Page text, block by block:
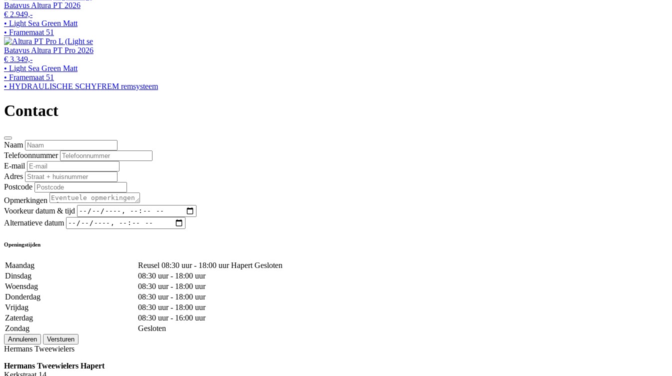
Batavus Altura PT 2026
€ 2.949,-
• Light Sea Green Matt
• Framemaat 51
Batavus Altura PT Pro 2026
€ 3.349,-
• Light Sea Green Matt
• Framemaat 51
• HYDRAULISCHE SCHYFREM remsysteem
Contact
Naam
Telefoonnummer
E-mail
Adres
Postcode
Opmerkingen
Voorkeur datum & tijd
Alternatieve datum
Openingstijden
Maandag
Reusel 08:30 uur - 18:00 uur Hapert Gesloten
Dinsdag
08:30 uur - 18:00 uur
Woensdag
08:30 uur - 18:00 uur
Donderdag
08:30 uur - 18:00 uur
Vrijdag
08:30 uur - 18:00 uur
Zaterdag
08:30 uur - 16:00 uur
Zondag
Gesloten
Annuleren Versturen
Hermans Tweewielers
Hermans Tweewielers Hapert